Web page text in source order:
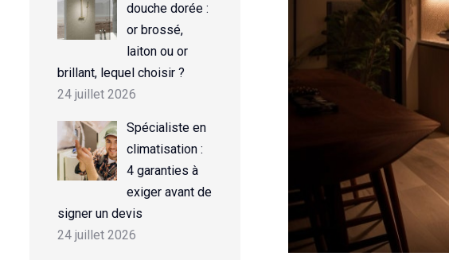
douche dorée :
or brossé,
laiton ou or
brillant, lequel choisir ?
24 juillet 2026
Spécialiste en
climatisation :
4 garanties à
exiger avant de
signer un devis
24 juillet 2026